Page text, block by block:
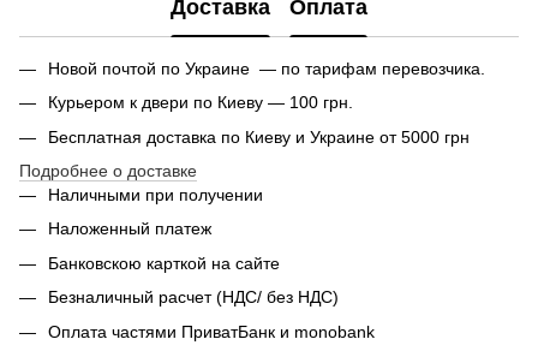
Доставка Оплата
Новой почтой по Украине — по тарифам перевозчика.
Курьером к двери по Киеву — 100 грн.
Бесплатная доставка по Киеву и Украине от 5000 грн
Подробнее о доставке
Наличными при получении
Наложенный платеж
Банковскою карткой на сайте
Безналичный расчет (НДС/ без НДС)
Оплата частями ПриватБанк и monobank